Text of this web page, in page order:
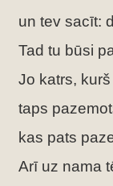
un tev sacīt:
Tad tu būsi
Jo katrs,
taps
kas pats
Arī uz nama